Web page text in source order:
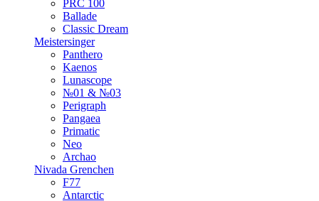
PRC 100
Ballade
Classic Dream
Meistersinger
Panthero
Kaenos
Lunascope
№01 & №03
Perigraph
Pangaea
Primatic
Neo
Archao
Nivada Grenchen
F77
Antarctic